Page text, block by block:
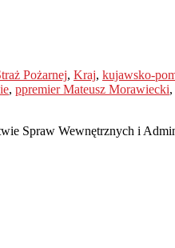
Pożarnej, Kraj, kujawsko-
, ppremier Mateusz Morawiecki,
Spraw Wewnętrznych i